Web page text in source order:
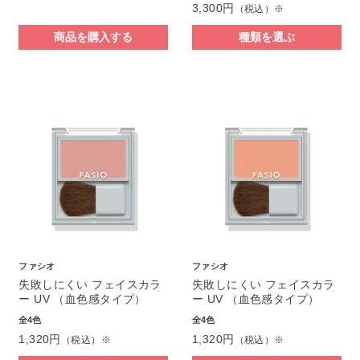
商品を購入する
3,300円 （税込）※
種類を選ぶ
ファシオ
失敗しにくい フェイスカラ
ー UV （血色感タイプ）
全4色
1,320円 （税込）※
ファシオ
失敗しにくい フェイスカラ
ー UV （血色感タイプ）
全4色
1,320円 （税込）※